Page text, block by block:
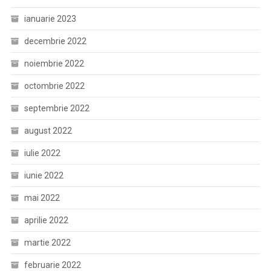
ianuarie 2023
decembrie 2022
noiembrie 2022
octombrie 2022
septembrie 2022
august 2022
iulie 2022
iunie 2022
mai 2022
aprilie 2022
martie 2022
februarie 2022